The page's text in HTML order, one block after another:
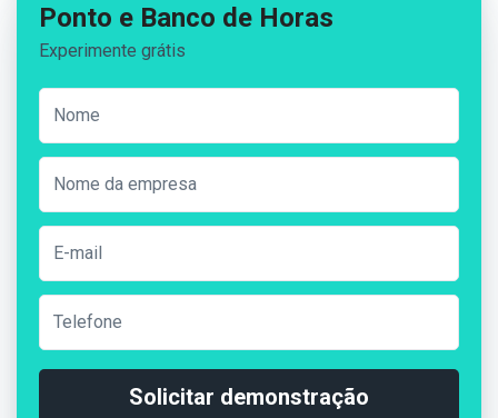
Ponto e Banco de Horas
Experimente grátis
Solicitar demonstração